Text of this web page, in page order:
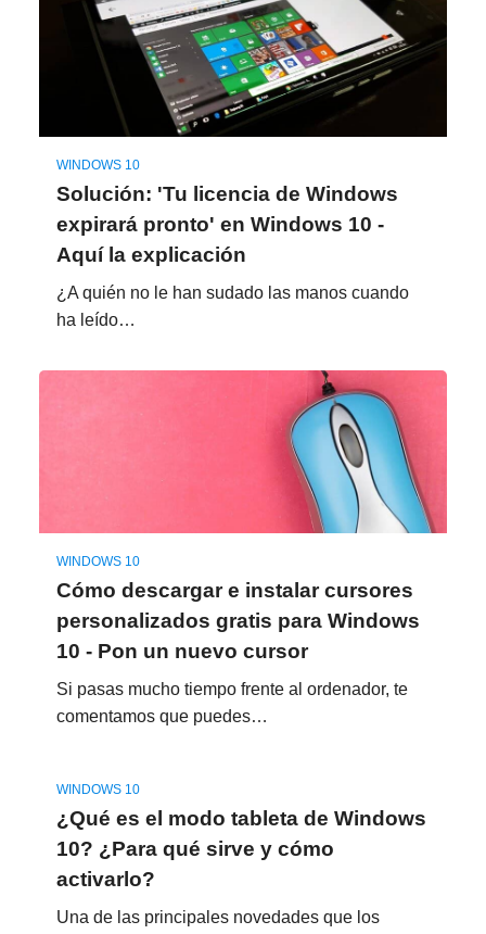
WINDOWS 10
Solución: 'Tu licencia de Windows
expirará pronto' en Windows 10 -
Aquí la explicación
¿A quién no le han sudado las manos cuando
ha leído…
WINDOWS 10
Cómo descargar e instalar cursores
personalizados gratis para Windows
10 - Pon un nuevo cursor
Si pasas mucho tiempo frente al ordenador, te
comentamos que puedes…
WINDOWS 10
¿Qué es el modo tableta de Windows
10? ¿Para qué sirve y cómo
activarlo?
Una de las principales novedades que los